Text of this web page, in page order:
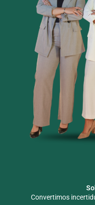
Convertimos